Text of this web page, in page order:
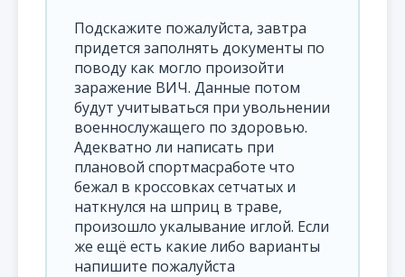
Подскажите пожалуйста, завтра
придется заполнять документы по
поводу как могло произойти
заражение ВИЧ. Данные потом
будут учитываться при увольнении
военнослужащего по здоровью.
Адекватно ли написать при
плановой спортмасработе что
бежал в кроссовках сетчатых и
наткнулся на шприц в траве,
произошло укалывание иглой. Если
же ещё есть какие либо варианты
напишите пожалуйста